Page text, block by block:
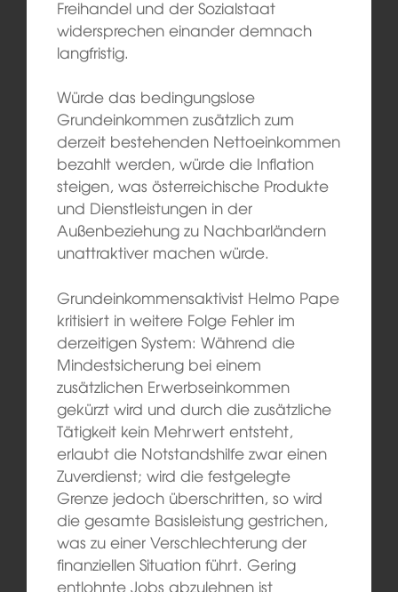
Freihandel und der Sozialstaat
widersprechen einander demnach
langfristig.
Würde das bedingungslose
Grundeinkommen zusätzlich zum
derzeit bestehenden Nettoeinkommen
bezahlt werden, würde die Inflation
steigen, was österreichische Produkte
und Dienstleistungen in der
Außenbeziehung zu Nachbarländern
unattraktiver machen würde.
Grundeinkommensaktivist Helmo Pape
kritisiert in weitere Folge Fehler im
derzeitigen System: Während die
Mindestsicherung bei einem
zusätzlichen Erwerbseinkommen
gekürzt wird und durch die zusätzliche
Tätigkeit kein Mehrwert entsteht,
erlaubt die Notstandshilfe zwar einen
Zuverdienst; wird die festgelegte
Grenze jedoch überschritten, so wird
die gesamte Basisleistung gestrichen,
was zu einer Verschlechterung der
finanziellen Situation führt. Gering
entlohnte Jobs abzulehnen ist